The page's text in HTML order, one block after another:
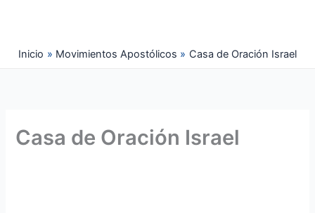
Inicio
Movimientos Apostólicos Casa de Oración Israel
Casa de Oración Israel